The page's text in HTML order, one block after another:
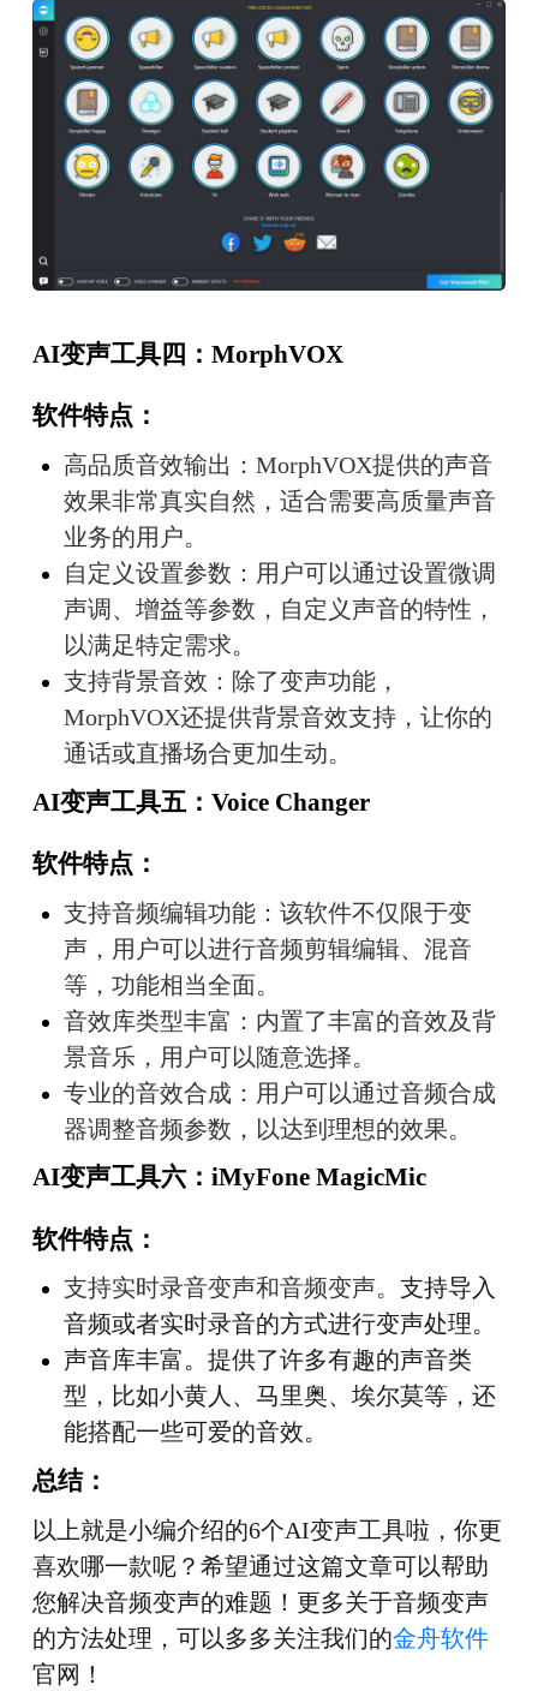
AI变声工具四：MorphVOX
软件特点：
高品质音效输出：MorphVOX提供的声音
效果非常真实自然，适合需要高质量声音
业务的用户。
自定义设置参数：用户可以通过设置微调
声调、增益等参数，自定义声音的特性，
以满足特定需求。
支持背景音效：除了变声功能，
MorphVOX还提供背景音效支持，让你的
通话或直播场合更加生动。
AI变声工具五：Voice Changer
软件特点：
支持音频编辑功能：该软件不仅限于变
声，用户可以进行音频剪辑编辑、混音
等，功能相当全面。
音效库类型丰富：内置了丰富的音效及背
景音乐，用户可以随意选择。
专业的音效合成：用户可以通过音频合成
器调整音频参数，以达到理想的效果。
AI变声工具六：iMyFone MagicMic
软件特点：
支持实时录音变声和音频变声。支持导入
音频或者实时录音的方式进行变声处理。
声音库丰富。提供了许多有趣的声音类
型，比如小黄人、马里奥、埃尔莫等，还
能搭配一些可爱的音效。
总结：
以上就是小编介绍的6个AI变声工具啦，你更
喜欢哪一款呢？希望通过这篇文章可以帮助
您解决音频变声的难题！更多关于音频变声
的方法处理，可以多多关注我们的金舟软件
官网！